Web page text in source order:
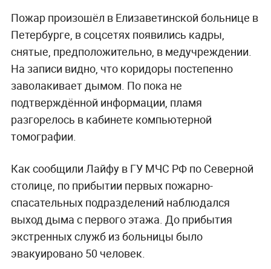
Пожар произошёл в Елизаветинской больнице в
Петербурге, в соцсетях появились кадры,
снятые, предположительно, в медучреждении.
На записи видно, что коридоры постепенно
заволакивает дымом. По пока не
подтверждённой информации, пламя
разгорелось в кабинете компьютерной
томографии.
Как сообщили Лайфу в ГУ МЧС РФ по Северной
столице, по прибытии первых пожарно-
спасательных подразделений наблюдался
выход дыма с первого этажа. До прибытия
экстренных служб из больницы было
эвакуировано 50 человек.